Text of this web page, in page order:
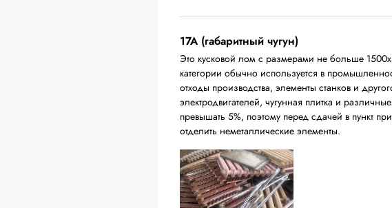
17А (габаритный чугун)
Это кусковой лом с размерами не больше
категории обычно используется в
отходы производства, элементы станков и
электродвигателей, чугунная плитка и
превышать 5%, поэтому перед сдачей в пункт
отделить неметаллические элементы.